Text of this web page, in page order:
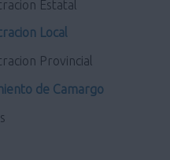
Estatal
Local
Provincial
de Camargo